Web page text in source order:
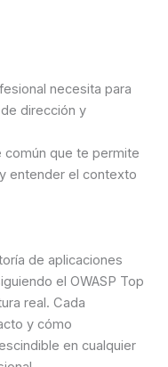
necesita para
dirección y
que te permite
entender el contexto
de aplicaciones
el OWASP Top
real. Cada
y cómo
en cualquier